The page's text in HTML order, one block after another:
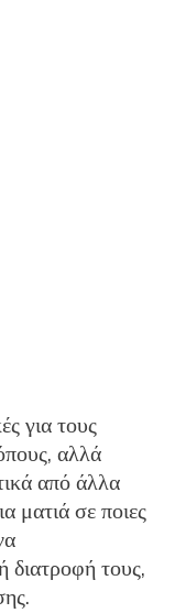
για τους
αλλά
από άλλα
ματιά σε ποιες
διατροφή τους,